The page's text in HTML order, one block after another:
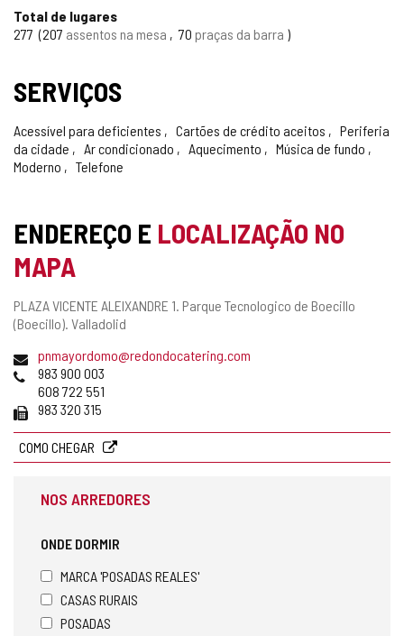
Total de lugares
277 207 assentos na mesa 70 praças da barra
SERVIÇOS
Acessível para deficientes Cartões de crédito aceitos
Periferia
da cidade
Ar condicionado Aquecimento
Música de fundo
Moderno
Telefone
ENDEREÇO E LOCALIZAÇÃO NO
MAPA
Endereço
postal
PLAZA VICENTE ALEIXANDRE 1. Parque Tecnologico de Boecillo
(Boecillo). Valladolid
Endereço
de
email
pnmayordomo@redondocatering.com
Telefones
983 900 003
608 722 551
Fax 983 320 315
COMO CHEGAR
NOS ARREDORES
ONDE DORMIR
MARCA 'POSADAS REALES'
CASAS RURAIS
POSADAS